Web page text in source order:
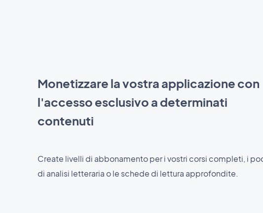
Monetizzare la vostra applicazione con
l'accesso esclusivo a determinati
contenuti
Create livelli di abbonamento per i vostri corsi completi, i
di analisi letteraria o le schede di lettura approfondite.